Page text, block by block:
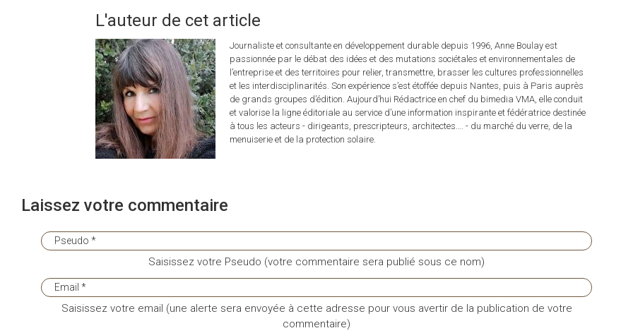
L'auteur de cet article
Journaliste et consultante en développement durable depuis 1996, Anne Boulay est
passionnée par le débat des idées et des mutations sociétales et environnementales de
l’entreprise et des territoires pour relier, transmettre, brasser les cultures professionnelles
et les interdisciplinarités. Son expérience s’est étoffée depuis Nantes, puis à Paris auprès
de grands groupes d’édition. Aujourd’hui Rédactrice en chef du bimedia VMA, elle conduit
et valorise la ligne éditoriale au service d’une information inspirante et fédératrice destinée
à tous les acteurs - dirigeants, prescripteurs, architectes…. - du marché du verre, de la
menuiserie et de la protection solaire.
Laissez votre commentaire
Saisissez votre Pseudo (votre commentaire sera publié sous ce nom)
Saisissez votre email (une alerte sera envoyée à cette adresse pour vous avertir de la publication de votre
commentaire)